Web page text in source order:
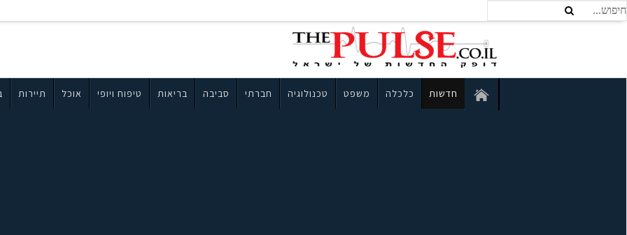
חדשות כלכלה משפט טכנולוגיה חברתי סביבה בריאות טיפוח ויופי אוכל תיירות